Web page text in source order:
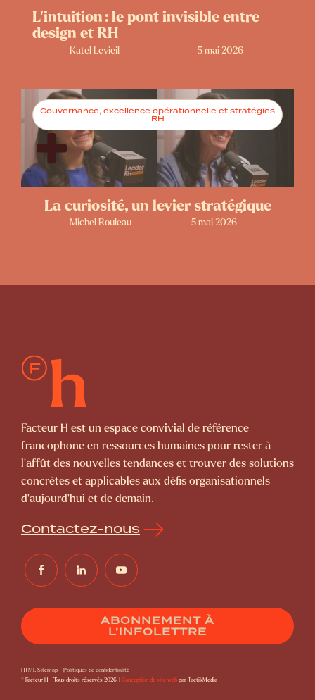
L’intuition : le pont invisible entre
design et RH
Katel Levieil 5 mai 2026
Gouvernance, excellence opérationnelle et stratégies
RH
La curiosité, un levier stratégique
Michel Rouleau 5 mai 2026
Facteur H est un espace convivial de référence
francophone en ressources humaines pour rester à
l’affût des nouvelles tendances et trouver des solutions
concrètes et applicables aux défis organisationnels
d’aujourd’hui et de demain.
Contactez-nous
ABONNEMENT À
L’INFOLETTRE
HTML Sitemap
Politiques de confidentialité
© Facteur H - Tous droits réservés 2026 | Conception de site web par TactikMedia